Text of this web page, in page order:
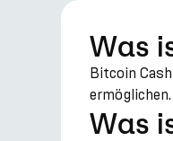
Was
Bitcoin
Was